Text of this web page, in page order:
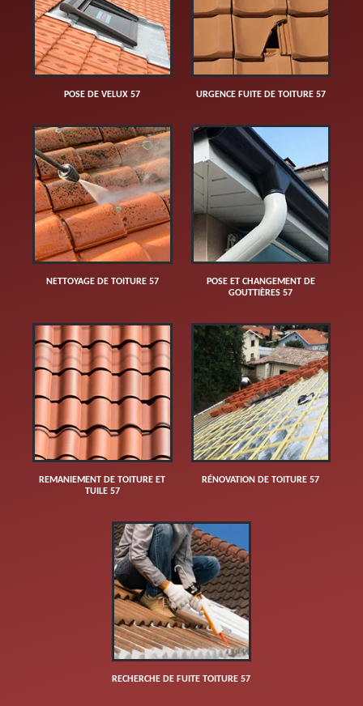
POSE DE VELUX 57 URGENCE FUITE DE TOITURE 57
NETTOYAGE DE TOITURE 57
POSE ET CHANGEMENT DE
GOUTTIÈRES 57
REMANIEMENT DE TOITURE ET
TUILE 57
RÉNOVATION DE TOITURE 57
RECHERCHE DE FUITE TOITURE 57